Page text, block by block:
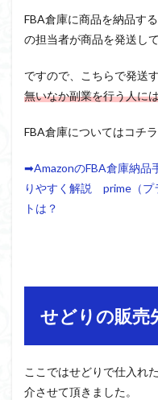
FBA倉庫に商品を納品す
の担当者が商品を発送し
ですので、こちらで発送
無いなか副業を行う人に
FBA倉庫についてはコチ
➡AmazonのFBA倉庫納品
りやすく解説 prime（プ
トは？
せどりの販売
ここではせどりで仕入れ
介させて頂きました。